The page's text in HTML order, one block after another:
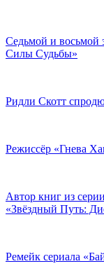
Седьмой и восьмой
Силы Судьбы»
Ридли Скотт
Режиссёр «Гнева
Автор книг из
«Звёздный Путь:
Ремейк сериала